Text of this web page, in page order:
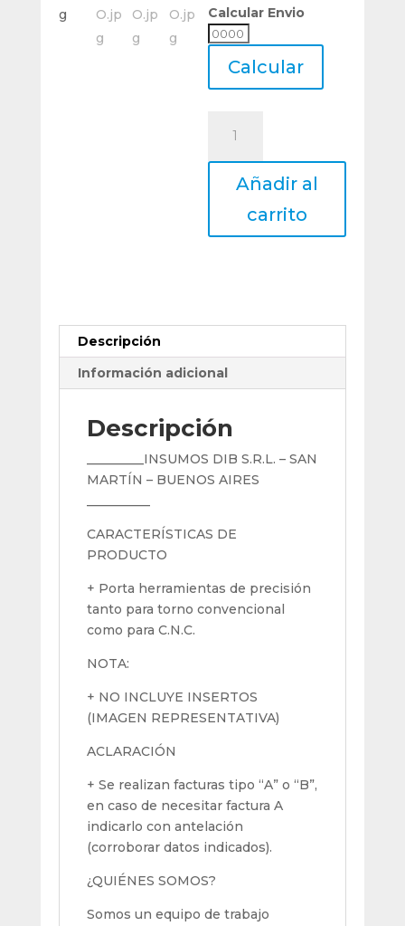
Calcular Envio
Calcular
Calcular
Inserto
Torneado
Interior
cantidad
Añadir al
carrito
Descripción
Información adicional
Descripción
_________INSUMOS DIB S.R.L. – SAN
MARTÍN – BUENOS AIRES
CARACTERÍSTICAS DE
PRODUCTO
+ Porta herramientas de precisión
tanto para torno convencional
como para C.N.C.
NOTA:
+ NO INCLUYE INSERTOS
(IMAGEN REPRESENTATIVA)
ACLARACIÓN
+ Se realizan facturas tipo “A” o “B”,
en caso de necesitar factura A
indicarlo con antelación
(corroborar datos indicados).
¿QUIÉNES SOMOS?
Somos un equipo de trabajo